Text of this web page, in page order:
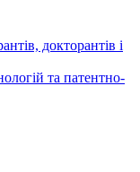
докторантів і
та патентно-